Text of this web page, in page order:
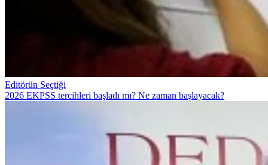
Editörün Seçtiği
2026 EKPSS tercihleri başladı mı? Ne zaman başlayacak?